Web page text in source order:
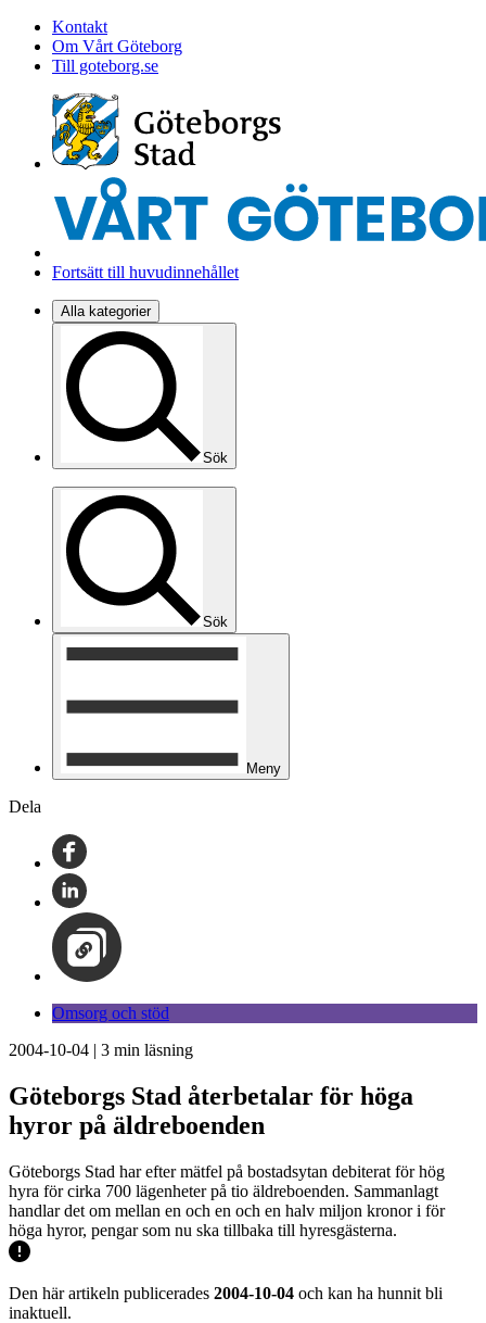
Kontakt
Om Vårt Göteborg
Till goteborg.se
Fortsätt till huvudinnehållet
Alla kategorier
Sök
Sök
Meny
Dela
Omsorg och stöd
2004-10-04 | 3 min läsning
Göteborgs Stad återbetalar för höga
hyror på äldreboenden
Göteborgs Stad har efter mätfel på bostadsytan debiterat för hög
hyra för cirka 700 lägenheter på tio äldreboenden. Sammanlagt
handlar det om mellan en och en och en halv miljon kronor i för
höga hyror, pengar som nu ska tillbaka till hyresgästerna.
Den här artikeln publicerades 2004-10-04 och kan ha hunnit bli
inaktuell.